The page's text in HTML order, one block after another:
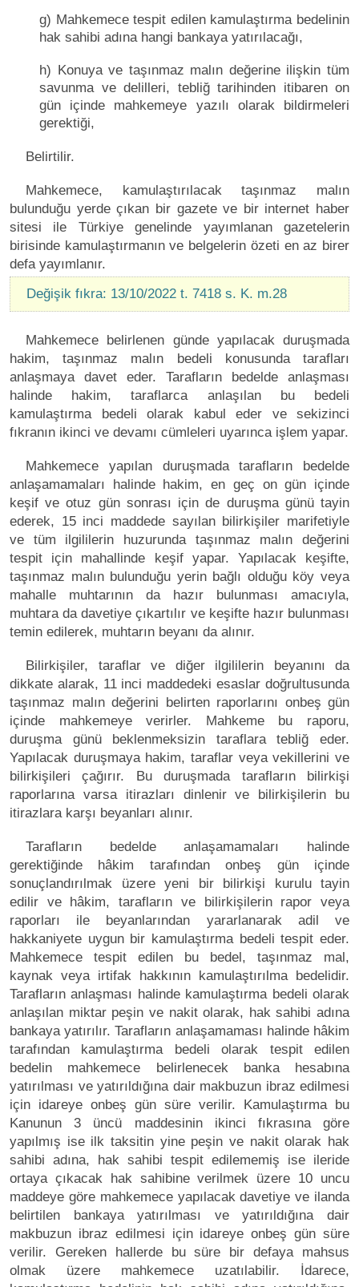
g) Mahkemece tespit edilen kamulaştırma bedelinin
hak sahibi adına hangi bankaya yatırılacağı,
h) Konuya ve taşınmaz malın değerine ilişkin tüm
savunma ve delilleri, tebliğ tarihinden itibaren on
gün içinde mahkemeye yazılı olarak bildirmeleri
gerektiği,
Belirtilir.
Mahkemece, kamulaştırılacak taşınmaz malın
bulunduğu yerde çıkan bir gazete ve bir internet haber
sitesi ile Türkiye genelinde yayımlanan gazetelerin
birisinde kamulaştırmanın ve belgelerin özeti en az birer
defa yayımlanır.
Değişik fıkra: 13/10/2022 t. 7418 s. K. m.28
Mahkemece belirlenen günde yapılacak duruşmada
hakim, taşınmaz malın bedeli konusunda tarafları
anlaşmaya davet eder. Tarafların bedelde anlaşması
halinde hakim, taraflarca anlaşılan bu bedeli
kamulaştırma bedeli olarak kabul eder ve sekizinci
fıkranın ikinci ve devamı cümleleri uyarınca işlem yapar.
Mahkemece yapılan duruşmada tarafların bedelde
anlaşamamaları halinde hakim, en geç on gün içinde
keşif ve otuz gün sonrası için de duruşma günü tayin
ederek, 15 inci maddede sayılan bilirkişiler marifetiyle
ve tüm ilgililerin huzurunda taşınmaz malın değerini
tespit için mahallinde keşif yapar. Yapılacak keşifte,
taşınmaz malın bulunduğu yerin bağlı olduğu köy veya
mahalle muhtarının da hazır bulunması amacıyla,
muhtara da davetiye çıkartılır ve keşifte hazır bulunması
temin edilerek, muhtarın beyanı da alınır.
Bilirkişiler, taraflar ve diğer ilgililerin beyanını da
dikkate alarak, 11 inci maddedeki esaslar doğrultusunda
taşınmaz malın değerini belirten raporlarını onbeş gün
içinde mahkemeye verirler. Mahkeme bu raporu,
duruşma günü beklenmeksizin taraflara tebliğ eder.
Yapılacak duruşmaya hakim, taraflar veya vekillerini ve
bilirkişileri çağırır. Bu duruşmada tarafların bilirkişi
raporlarına varsa itirazları dinlenir ve bilirkişilerin bu
itirazlara karşı beyanları alınır.
Tarafların bedelde anlaşamamaları halinde
gerektiğinde hâkim tarafından onbeş gün içinde
sonuçlandırılmak üzere yeni bir bilirkişi kurulu tayin
edilir ve hâkim, tarafların ve bilirkişilerin rapor veya
raporları ile beyanlarından yararlanarak adil ve
hakkaniyete uygun bir kamulaştırma bedeli tespit eder.
Mahkemece tespit edilen bu bedel, taşınmaz mal,
kaynak veya irtifak hakkının kamulaştırılma bedelidir.
Tarafların anlaşması halinde kamulaştırma bedeli olarak
anlaşılan miktar peşin ve nakit olarak, hak sahibi adına
bankaya yatırılır. Tarafların anlaşamaması halinde hâkim
tarafından kamulaştırma bedeli olarak tespit edilen
bedelin mahkemece belirlenecek banka hesabına
yatırılması ve yatırıldığına dair makbuzun ibraz edilmesi
için idareye onbeş gün süre verilir. Kamulaştırma bu
Kanunun 3 üncü maddesinin ikinci fıkrasına göre
yapılmış ise ilk taksitin yine peşin ve nakit olarak hak
sahibi adına, hak sahibi tespit edilememiş ise ileride
ortaya çıkacak hak sahibine verilmek üzere 10 uncu
maddeye göre mahkemece yapılacak davetiye ve ilanda
belirtilen bankaya yatırılması ve yatırıldığına dair
makbuzun ibraz edilmesi için idareye onbeş gün süre
verilir. Gereken hallerde bu süre bir defaya mahsus
olmak üzere mahkemece uzatılabilir. İdarece,